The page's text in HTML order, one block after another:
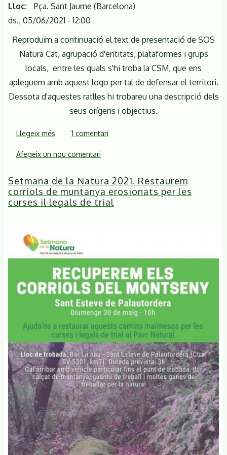
Lloc
Pça. Sant Jaume (Barcelona)
ds., 05/06/2021 - 12:00
Reproduïm a continuació el text de presentació de SOS
Natura Cat, agrupació d'entitats, plataformes i grups
locals, entre les quals s'hi troba la CSM, que ens
apleguem amb aquest logo per tal de defensar el territori.
Dessota d'aquestes ratlles hi trobareu una descripció dels
seus orígens i objectius.
Llegeix més sobre
SOSNATURACAT
1 comentari
Afegeix un nou comentari
Setmana de la Natura 2021. Restaurem
corriols de muntanya erosionats per les
curses il·legals de trial